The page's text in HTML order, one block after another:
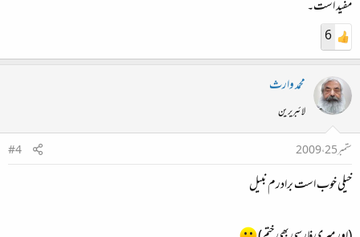
مفید است۔
6
محمد وارث
لائبریرین
ستمبر 25، 2009
#4
خیلی خوب است برادرم نبیل